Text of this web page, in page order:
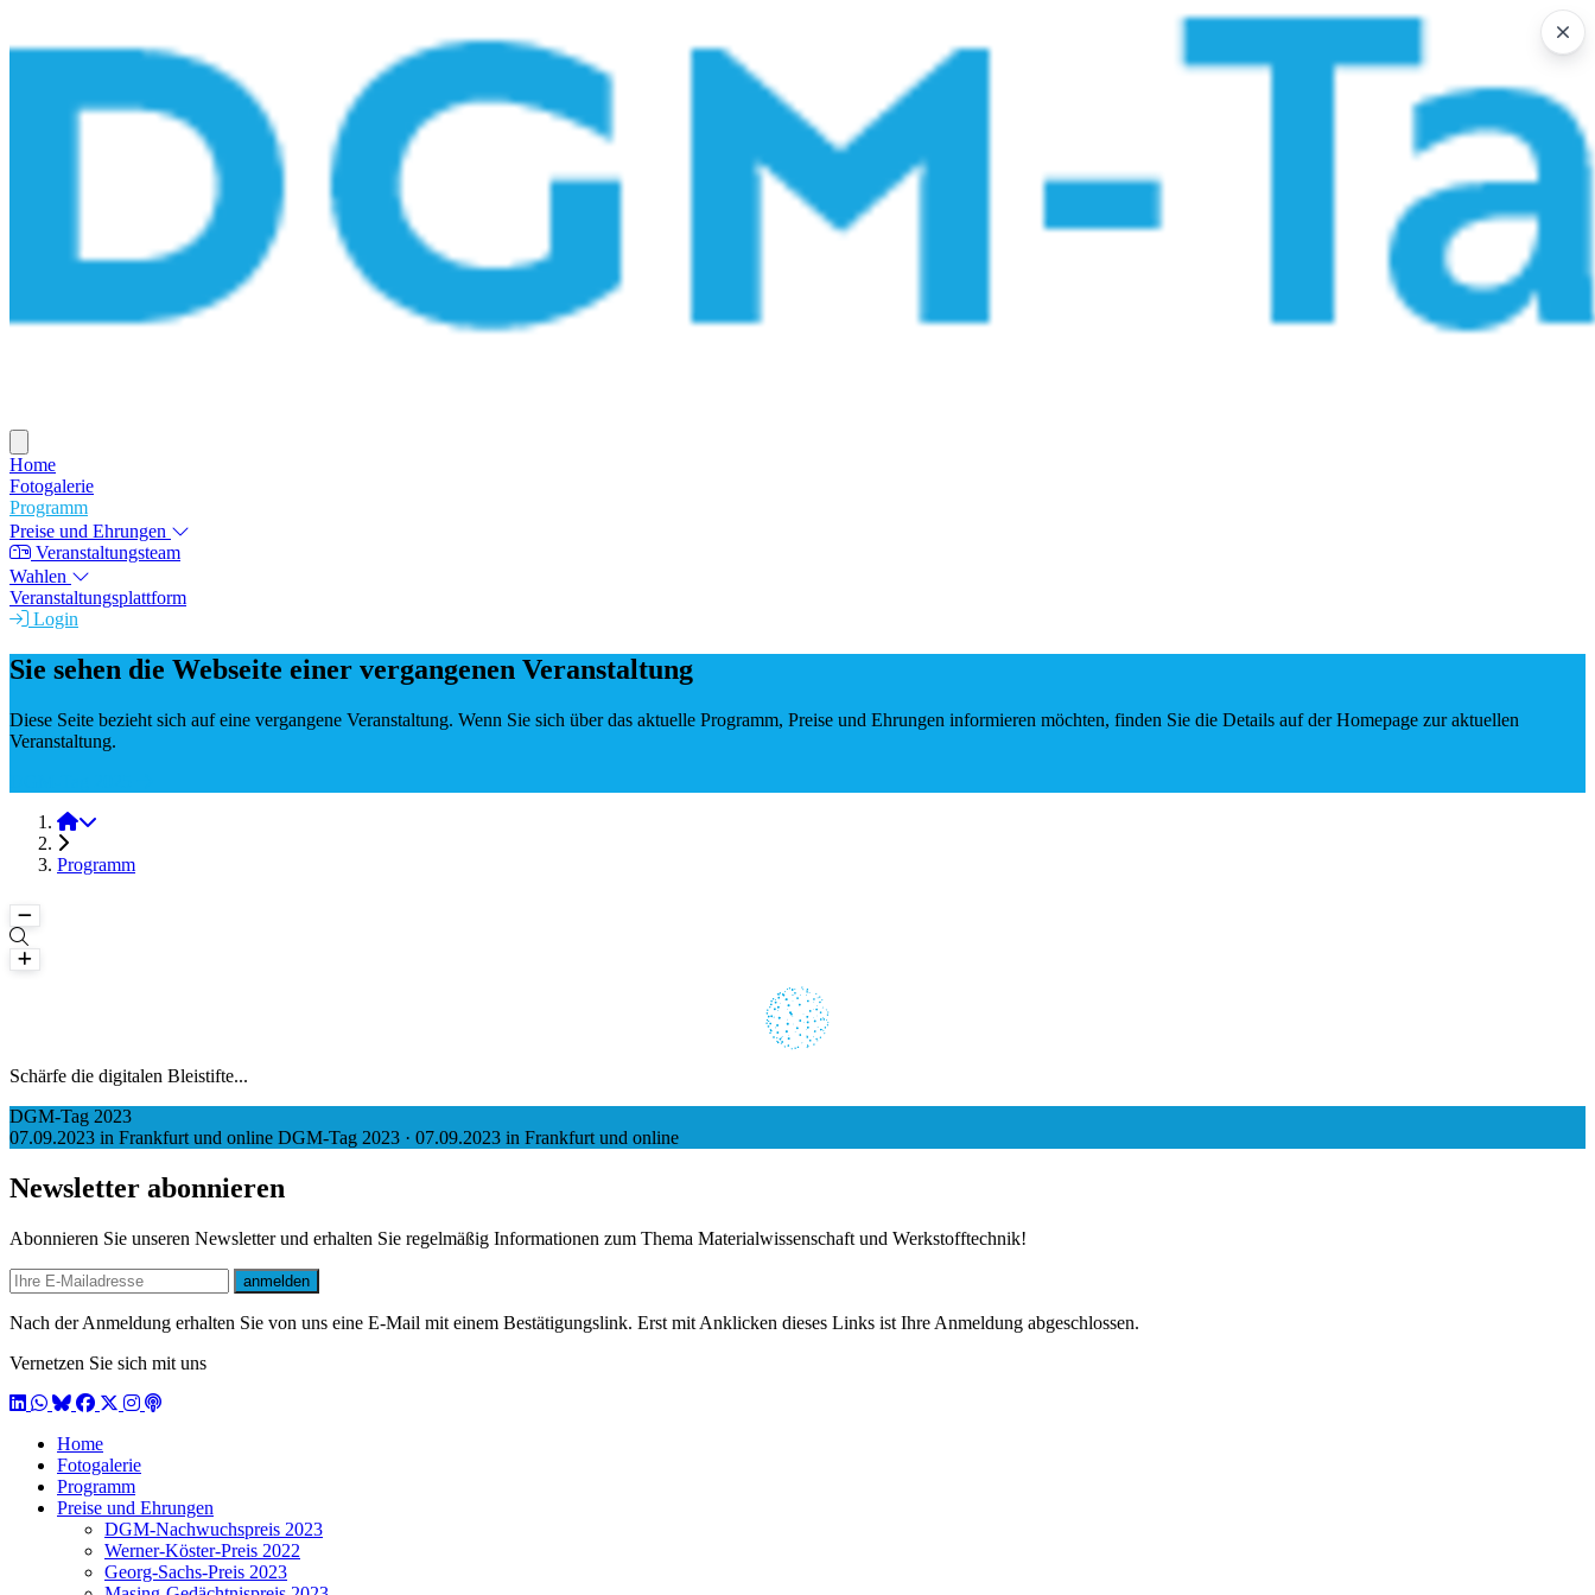
Home
Fotogalerie
Programm
Preise und Ehrungen
Veranstaltungsteam
Wahlen
Veranstaltungsplattform
Login
Sie sehen die Webseite einer vergangenen Veranstaltung
Diese Seite bezieht sich auf eine vergangene Veranstaltung. Wenn Sie sich über das aktuelle Programm, Preise und Ehrungen informieren möchten, finden Sie die Details auf der Homepage zur aktuellen
Veranstaltung.
DGM-Tag 2023
Programm
Loading
Schärfe die digitalen Bleistifte...
DGM-Tag 2023
07.09.2023 in Frankfurt und online DGM-Tag 2023 · 07.09.2023 in Frankfurt und online
Newsletter abonnieren
Abonnieren Sie unseren Newsletter und erhalten Sie regelmäßig Informationen zum Thema Materialwissenschaft und Werkstofftechnik!
E-mail
anmelden
Nach der Anmeldung erhalten Sie von uns eine E-Mail mit einem Bestätigungslink. Erst mit Anklicken dieses Links ist Ihre Anmeldung abgeschlossen.
Vernetzen Sie sich mit uns
LinkedIn
WhatsApp
BlueSky
Facebook
X / Twitter
Instagram
Podcast
Home
Fotogalerie
Programm
Preise und Ehrungen
DGM-Nachwuchspreis 2023
Werner-Köster-Preis 2022
Georg-Sachs-Preis 2023